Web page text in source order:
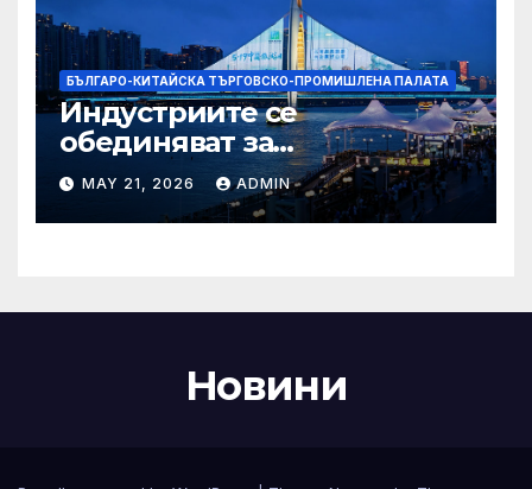
БЪЛГАРО-КИТАЙСКА ТЪРГОВСКО-ПРОМИШЛЕНА ПАЛАТА
Индустриите се
обединяват за
висококачествен растеж на
културния и
туристическия сектор
MAY 21, 2026 ADMIN
Новини